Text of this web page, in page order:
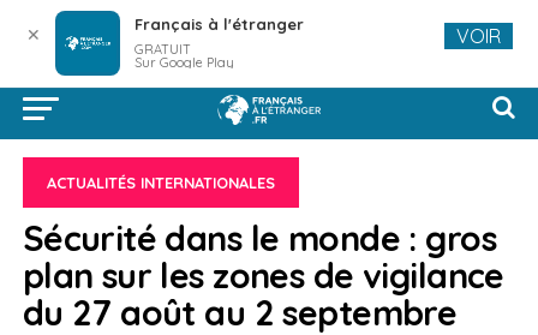
ACTUALITÉS INTERNATIONALES
Sécurité dans le monde : gros
plan sur les zones de vigilance
du 27 août au 2 septembre
✕ Français à l'étranger
GRATUIT
Sur Google Play
VOIR